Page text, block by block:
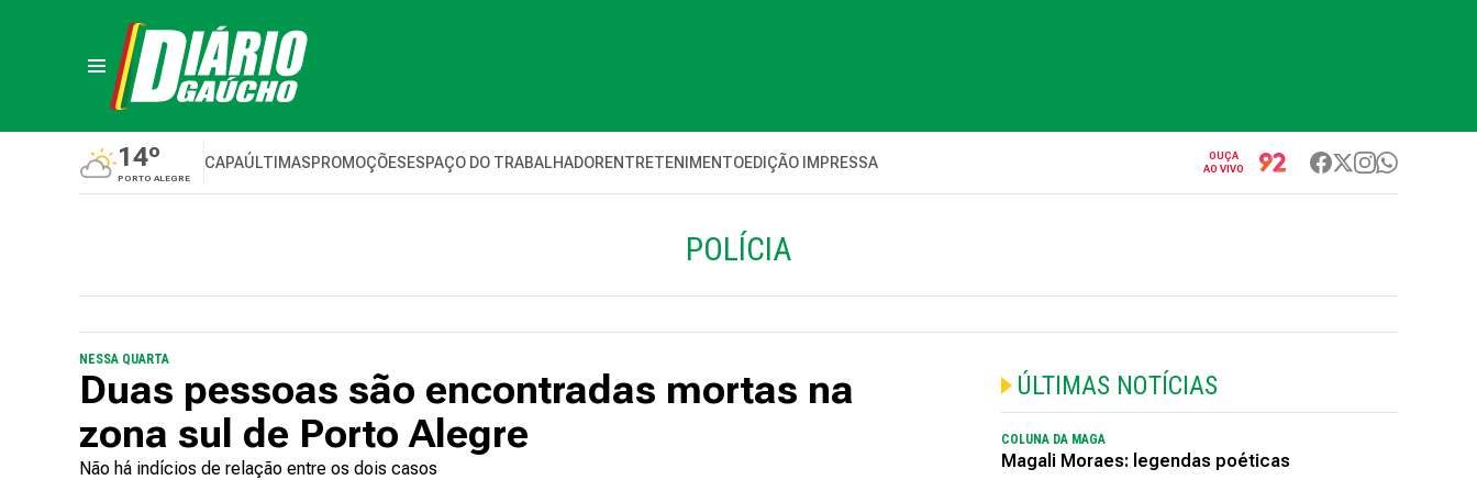
14º
PORTO ALEGRE
CAPAÚLTIMASPROMOÇÕESESPAÇO DO TRABALHADORENTRETENIMENTOEDIÇÃO IMPRESSA
OUÇA
AO VIVO
POLÍCIA
NESSA QUARTA
Duas pessoas são encontradas mortas na
zona sul de Porto Alegre
Não há indícios de relação entre os dois casos
ÚLTIMAS NOTÍCIAS
COLUNA DA MAGA
Magali Moraes: legendas poéticas